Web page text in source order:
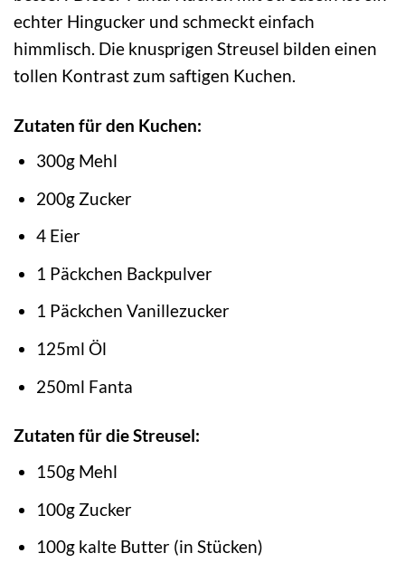
echter Hingucker und schmeckt einfach
himmlisch. Die knusprigen Streusel bilden einen
tollen Kontrast zum saftigen Kuchen.
Zutaten für den Kuchen:
300g Mehl
200g Zucker
4 Eier
1 Päckchen Backpulver
1 Päckchen Vanillezucker
125ml Öl
250ml Fanta
Zutaten für die Streusel:
150g Mehl
100g Zucker
100g kalte Butter (in Stücken)